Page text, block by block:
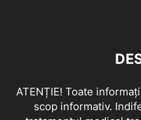
ATENȚIE! Toate
scop informativ.